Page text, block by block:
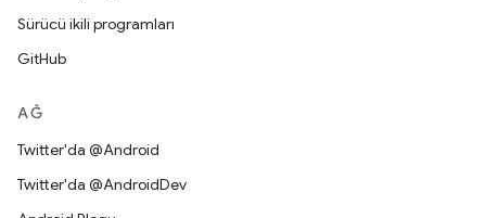
Sürücü ikili programları
GitHub
AĞ
Twitter'da @Android
Twitter'da @AndroidDev